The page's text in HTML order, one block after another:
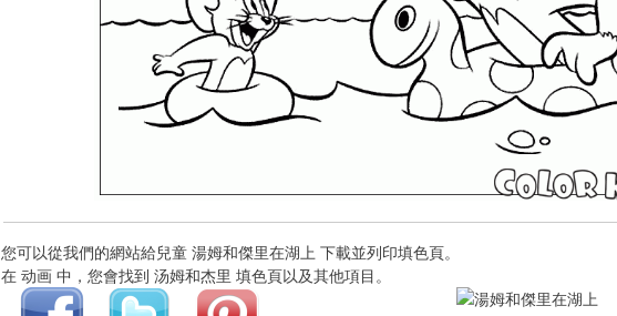
您可以從我們的網站給兒童 湯姆和傑里在湖上 下載並列印填色頁。
在 动画 中，您會找到 汤姆和杰里 填色頁以及其他項目。